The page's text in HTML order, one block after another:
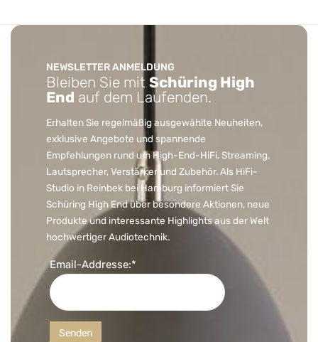
NEWSLETTER ANMELDUNG
Bleiben Sie mit Schüring High
End auf dem Laufenden.
Erhalten Sie regelmäßig ausgewählte Neuheiten,
exklusive Angebote und spannende
Empfehlungen rund um High-End-HiFi, Streaming,
Lautsprecher, Verstärker und Zubehör. Als HiFi-
Studio in Reinbek bei Hamburg informiert Sie
Schüring High End über besondere Aktionen, neue
Produkte und interessante Highlights aus der Welt
hochwertiger Audiotechnik.
Email-Addresse:*